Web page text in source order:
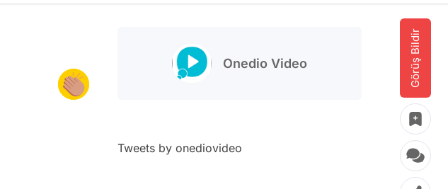
Görüş Bildir
Onedio Video
Tweets by onediovideo